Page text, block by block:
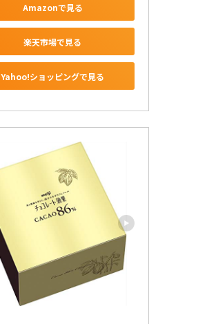
Amazonで見る
楽天市場で見る
Yahoo!ショッピングで見る